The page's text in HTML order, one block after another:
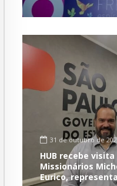
31 de outubro de
HUB recebe
Missionários
Eurico,